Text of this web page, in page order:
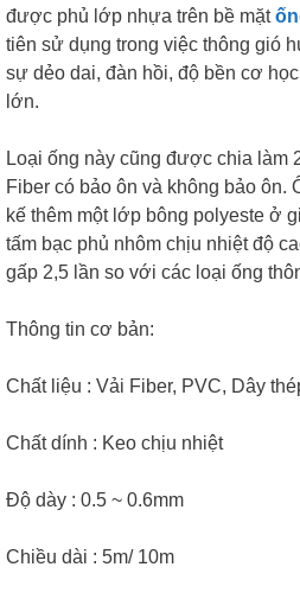
được phủ lớp nhựa trên bề mặt
tiên sử dụng trong việc thông gió
sự dẻo dai, đàn hồi, độ bền cơ
lớn.
Loại ống này cũng được chia làm
Fiber có bảo ôn và không bảo ôn.
kế thêm một lớp bông polyeste ở
tấm bạc phủ nhôm chịu nhiệt độ
gấp 2,5 lần so với các loại ống
Thông tin cơ bản:
Chất liệu : Vải Fiber, PVC, Dây
Chất dính : Keo chịu nhiệt
Độ dày : 0.5 ~ 0.6mm
Chiều dài : 5m/ 10m